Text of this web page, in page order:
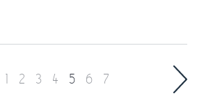
Page
1 Page
2 Page
3 Page
4
Page
5 Page
6 Page
7